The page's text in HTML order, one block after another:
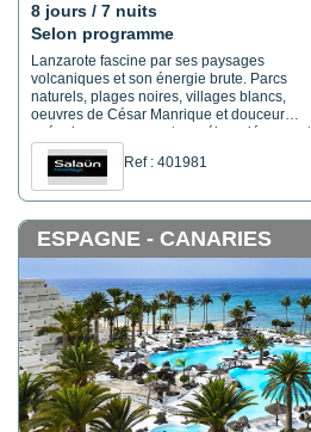
8 jours / 7 nuits
Selon programme
Lanzarote fascine par ses paysages
volcaniques et son énergie brute. Parcs
naturels, plages noires, villages blancs,
oeuvres de César Manrique et douceur
océanique composent un séjour dépaysant,
entre nature spectaculaire et art de vivre
canarien.
Ref : 401981
ESPAGNE - CANARIES